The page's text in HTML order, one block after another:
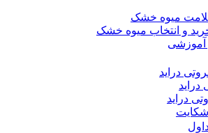
میوه خشک
و انتخاب میوه خشک
دراید
دراید
دراید